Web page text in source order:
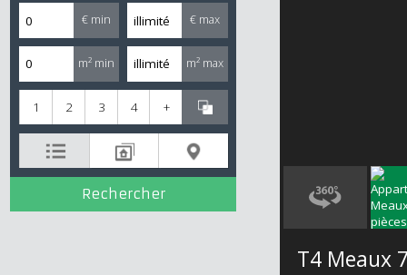
€ min € max
m² min m² max
1 2 3 4 +